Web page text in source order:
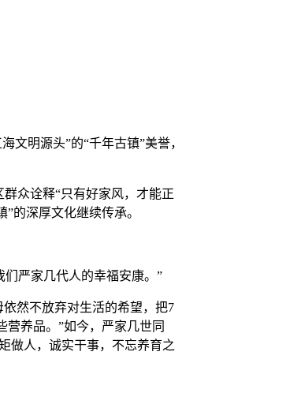
明源头”的“千年古镇”美誉，
众诠释“只有好家风，才能正
的深厚文化继续传承。
严家几代人的幸福安康。”
然不放弃对生活的希望，把7
营养品。”如今，严家几世同
做人，诚实干事，不忘养育之